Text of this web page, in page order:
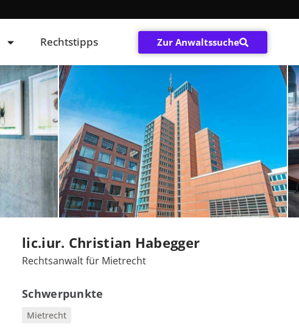
Rechtstipps Zur Anwaltssuche
lic.iur. Christian Habegger
Rechtsanwalt für Mietrecht
Schwerpunkte
Mietrecht